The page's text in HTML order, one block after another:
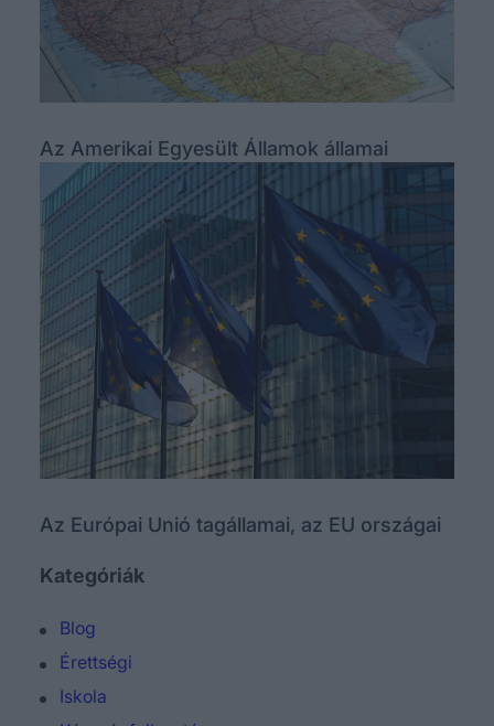
Az Amerikai Egyesült Államok államai
Az Európai Unió tagállamai, az EU országai
Kategóriák
Blog
Érettségi
Iskola